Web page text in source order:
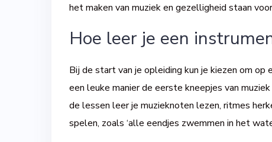
het maken van muziek en gezelligheid staan
Hoe leer je een
Bij de start van je opleiding kun je kiezen om
een leuke manier de eerste kneepjes van
de lessen leer je muzieknoten lezen, ritmes
spelen, zoals ‘alle eendjes zwemmen in het